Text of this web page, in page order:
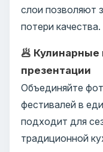
слои позволяют
потери качества.
🥟
презентации
Объединяйте
фестивалей в
подходит для
традиционной